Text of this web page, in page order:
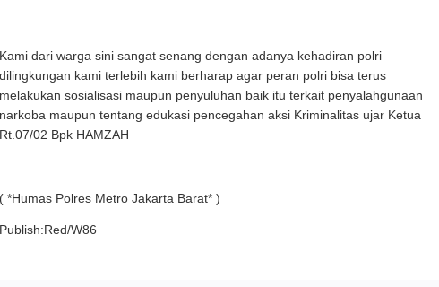
Kami dari warga sini sangat senang dengan adanya kehadiran polri
dilingkungan kami terlebih kami berharap agar peran polri bisa terus
melakukan sosialisasi maupun penyuluhan baik itu terkait penyalahgunaan
narkoba maupun tentang edukasi pencegahan aksi Kriminalitas ujar Ketua
Rt.07/02 Bpk HAMZAH
( *Humas Polres Metro Jakarta Barat* )
Publish:Red/W86